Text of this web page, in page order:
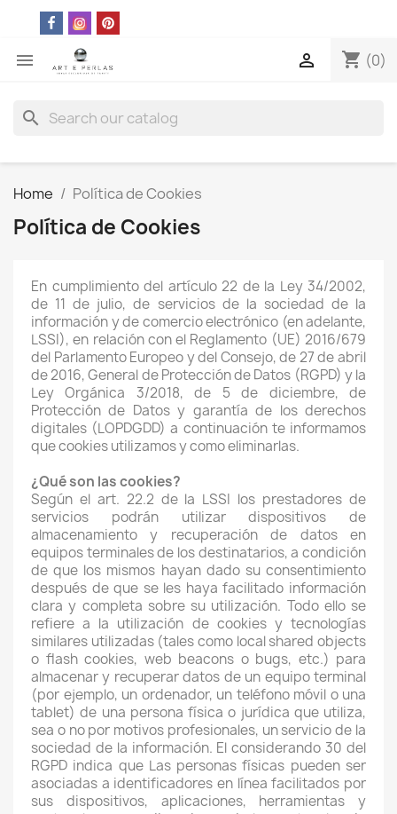
 shopping_cart (0)

search
Home Política de Cookies
Política de Cookies
En cumplimiento del artículo 22 de la Ley 34/2002,
de 11 de julio, de servicios de la sociedad de la
información y de comercio electrónico (en adelante,
LSSI), en relación con el Reglamento (UE) 2016/679
del Parlamento Europeo y del Consejo, de 27 de abril
de 2016, General de Protección de Datos (RGPD) y la
Ley Orgánica 3/2018, de 5 de diciembre, de
Protección de Datos y garantía de los derechos
digitales (LOPDGDD) a continuación te informamos
que cookies utilizamos y como eliminarlas.
¿Qué son las cookies?
Según el art. 22.2 de la LSSI los prestadores de
servicios podrán utilizar dispositivos de
almacenamiento y recuperación de datos en
equipos terminales de los destinatarios, a condición
de que los mismos hayan dado su consentimiento
después de que se les haya facilitado información
clara y completa sobre su utilización. Todo ello se
refiere a la utilización de cookies y tecnologías
similares utilizadas (tales como local shared objects
o flash cookies, web beacons o bugs, etc.) para
almacenar y recuperar datos de un equipo terminal
(por ejemplo, un ordenador, un teléfono móvil o una
tablet) de una persona física o jurídica que utiliza,
sea o no por motivos profesionales, un servicio de la
sociedad de la información. El considerando 30 del
RGPD indica que Las personas físicas pueden ser
asociadas a identificadores en línea facilitados por
sus dispositivos, aplicaciones, herramientas y